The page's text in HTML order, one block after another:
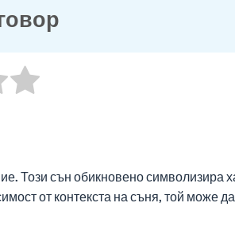
Този сън обикновено символизира
от контекста на съня, той може